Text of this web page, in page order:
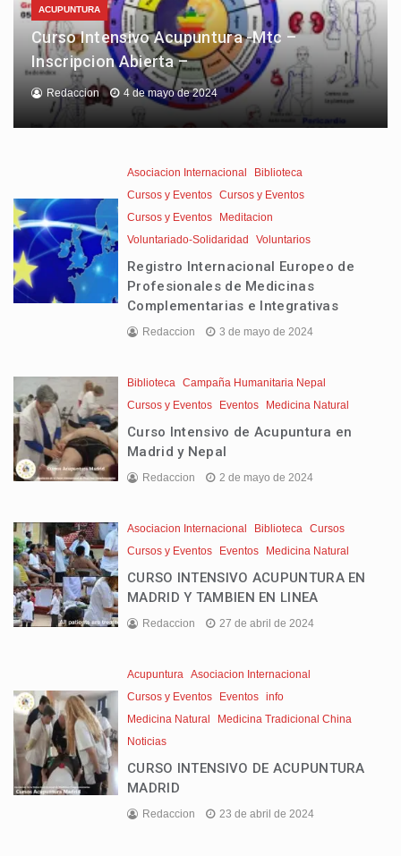
ACUPUNTURA
Curso Intensivo Acupuntura -Mtc –
Inscripcion Abierta –
Redaccion 4 de mayo de 2024
Asociacion Internacional
Biblioteca
Cursos y Eventos Cursos y Eventos
Cursos y Eventos
Meditacion
Voluntariado-Solidaridad
Voluntarios
Registro Internacional Europeo de
Profesionales de Medicinas
Complementarias e Integrativas
Redaccion 3 de mayo de 2024
Biblioteca
Campaña Humanitaria Nepal
Cursos y Eventos
Eventos Medicina Natural
Curso Intensivo de Acupuntura en
Madrid y Nepal
Redaccion 2 de mayo de 2024
Asociacion Internacional Biblioteca
Cursos
Cursos y Eventos
Eventos Medicina Natural
CURSO INTENSIVO ACUPUNTURA EN
MADRID Y TAMBIEN EN LINEA
Redaccion 27 de abril de 2024
Acupuntura
Asociacion Internacional
Cursos y Eventos
Eventos info
Medicina Natural
Medicina Tradicional China
Noticias
CURSO INTENSIVO DE ACUPUNTURA
MADRID
Redaccion 23 de abril de 2024